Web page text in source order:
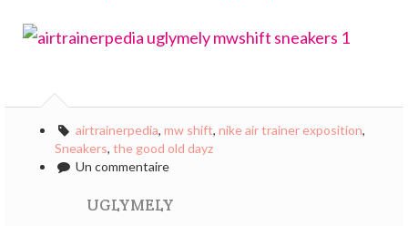
airtrainerpedia, mw shift, nike air trainer exposition,
Sneakers, the good old dayz
Un commentaire
UGLYMELY